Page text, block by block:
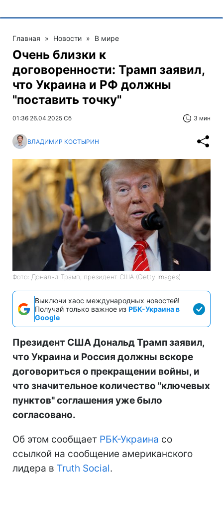
Главная » Новости » В мире
Очень близки к
договоренности: Трамп заявил,
что Украина и РФ должны
"поставить точку"
01:36 26.04.2025 Сб 3 мин
ВЛАДИМИР КОСТЫРИН
Фото: Дональд Трамп, президент США (Getty Images)
Выключи хаос международных новостей!
Получай только важное из РБК-Украина в
Google
Президент США Дональд Трамп заявил,
что Украина и Россия должны вскоре
договориться о прекращении войны, и
что значительное количество "ключевых
пунктов" соглашения уже было
согласовано.
Об этом сообщает РБК-Украина со
ссылкой на сообщение американского
лидера в Truth Social.